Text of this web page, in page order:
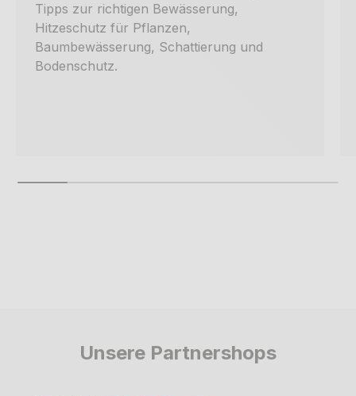
Tipps zur richtigen Bewässerung,
Hitzeschutz für Pflanzen,
Baumbewässerung, Schattierung und
Bodenschutz.
Unsere Partnershops